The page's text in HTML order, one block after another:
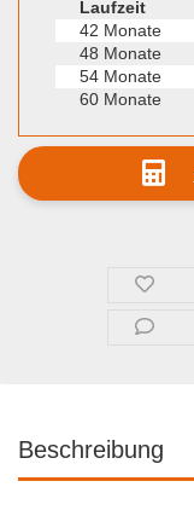
Laufzeit
42 Monate
48 Monate
54 Monate
60 Monate
Beschreibung